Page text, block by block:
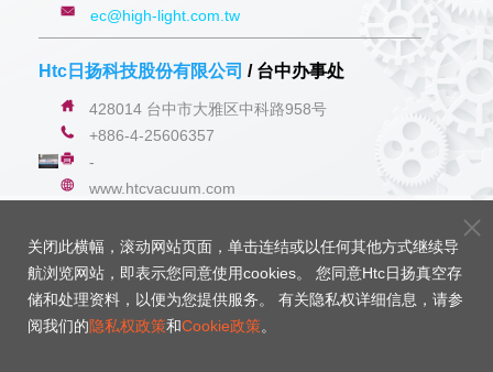
ec@high-light.com.tw
Htc日扬科技股份有限公司 / 台中办事处
428014 台中市大雅区中科路958号
+886-4-25606357
-
www. htcvacuum.com
Htc日扬科技股份有限公司 /高雄办事处
814010 高雄市仁武区竹业巷26号
+886-7-372-9606
关闭此横幅，滚动网站页面，单击连结或以任何其他方式继续导
航浏览网站，即表示您同意使用cookies。 您同意Htc日扬真空存
储和处理资料，以便为您提供服务。 有关隐私权详细信息，请参
阅我们的隐私权政策和Cookie政策。